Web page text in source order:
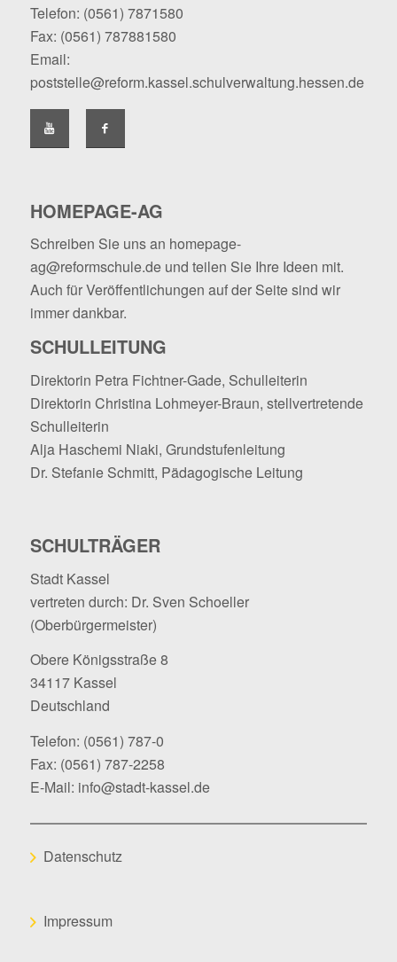
Telefon: (0561) 7871580
Fax: (0561) 787881580
Email:
poststelle@reform.kassel.schulverwaltung.hessen.de
HOMEPAGE-AG
Schreiben Sie uns an homepage-
ag@reformschule.deund teilen Sie Ihre Ideen mit.
Auch für Veröffentlichungen auf der Seite sind wir
immer dankbar.
SCHULLEITUNG
Direktorin Petra Fichtner-Gade, Schulleiterin
Direktorin Christina Lohmeyer-Braun, stellvertretende
Schulleiterin
Alja Haschemi Niaki, Grundstufenleitung
Dr. Stefanie Schmitt, Pädagogische Leitung
SCHULTRÄGER
Stadt Kassel
vertreten durch: Dr. Sven Schoeller
(Oberbürgermeister)
Obere Königsstraße 8
34117 Kassel
Deutschland
Telefon: (0561) 787-0
Fax: (0561) 787-2258
E-Mail: info@stadt-kassel.de
Datenschutz
Impressum